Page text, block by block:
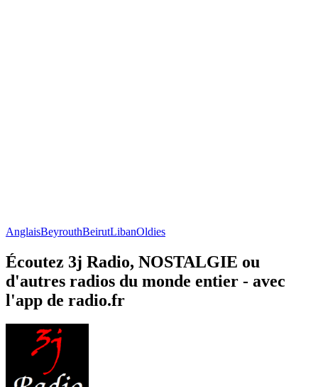
AnglaisBeyrouthBeirutLibanOldies
Écoutez 3j Radio, NOSTALGIE ou
d'autres radios du monde entier - avec
l'app de radio.fr